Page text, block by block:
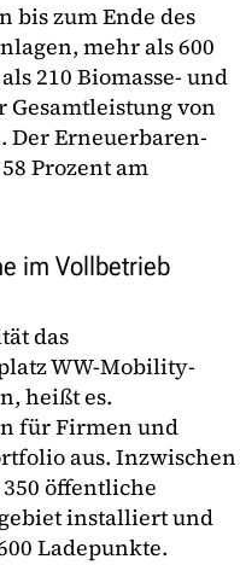
bis zum Ende des
mehr als 600
210 Biomasse- und
von
Der Erneuerbaren-
Prozent am
im Vollbetrieb
das
WW-Mobility-
heißt es.
für Firmen und
aus. Inzwischen
öffentliche
installiert und
Ladepunkte.